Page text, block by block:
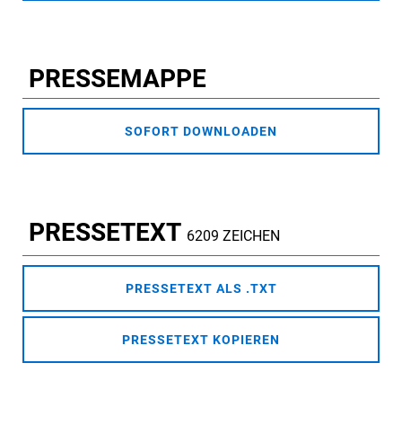
PRESSEMAPPE
SOFORT DOWNLOADEN
PRESSETEXT 6209 ZEICHEN
PRESSETEXT ALS .TXT
PRESSETEXT KOPIEREN